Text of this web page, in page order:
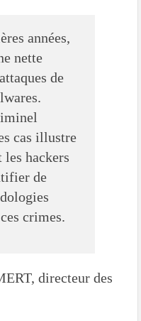
années,
nette
de
cas illustre
les hackers
de
crimes.
directeur des